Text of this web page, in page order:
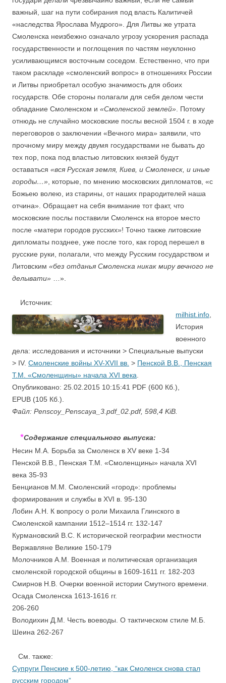
важный, шаг на пути собирания под власть Калитичей
«наследства Ярослава Мудрого». Для Литвы же утрата
Смоленска неизбежно означало угрозу ускорения распада
государственности и поглощения по частям неуклонно
усиливающимся восточным соседом. Естественно, что при
таком раскладе «смоленский вопрос» в отношениях России
и Литвы приобретал особую значимость для обоих
государств. Обе стороны полагали для себя делом чести
обладание Смоленском и «Смоленской землей» . Потому
отнюдь не случайно московские послы весной 1504 г. в ходе
переговоров о заключении «Вечного мира» заявили, что
прочному миру между двумя государствами не бывать до
тех пор, пока под властью литовских князей будут
оставаться «вся Русская земля, Киев, и Смоленеск, и иные
городы…» , которые, по мнению московских дипломатов, «с
Божьею волею, из старины, от наших прародителей наша
отчина». Обращает на себя внимание тот факт, что
московские послы поставили Смоленск на второе место
после «матери городов русских»! Точно также литовские
дипломаты позднее, уже после того, как город перешел в
русские руки, полагали, что между Русским государством и
Литовским «без отданья Смоленска никак миру вечного не
делывати» …».
Источник:
milhist.info
История
военного
дела: исследования и источники > Специальные выпуски
> IV. Смоленские войны XV-XVII вв. > Пенской В.В., Пенская
Т.М. «Смоленщины» начала XVI века
Опубликовано: 25.02.2015 10:15:41 PDF (600 Кб.),
EPUB (105 Кб.).
Файл: Penscoy_Penscaya_3.pdf_02.pdf, 598,4 KiB.
*Содержание специального выпуска:
Несин М.А. Борьба за Смоленск в XV веке 1-34
Пенской В.В., Пенская Т.М. «Смоленщины» начала XVI
века 35-93
Бенцианов М.М. Смоленский «город»: проблемы
формирования и службы в XVI в. 95-130
Лобин А.Н. К вопросу о роли Михаила Глинского в
Смоленской кампании 1512–1514 гг. 132-147
Курмановский В.С. К исторической географии местности
Вержавляне Великие 150-179
Молочников А.М. Военная и политическая организация
смоленской городской общины в 1609-1611 гг. 182-203
Смирнов Н.В. Очерки военной истории Смутного времени.
Осада Смоленска 1613-1616 гг.
206-260
Володихин Д.М. Честь воеводы. О тактическом стиле М.Б.
Шеина 262-267
См. также:
Супруги Пенские к 500-летию, “как Смоленск снова стал
русским городом”